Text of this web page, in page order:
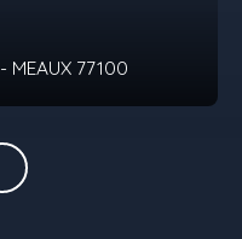
- MEAUX 77100